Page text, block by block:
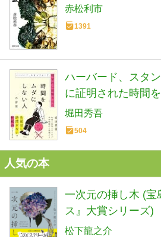
赤松利市
1391
ハーバード、スタ
に証明された時間
習慣
堀田秀吾
504
人気の本
一次元の挿し木 (宝
ス』大賞シリーズ)
松下龍之介